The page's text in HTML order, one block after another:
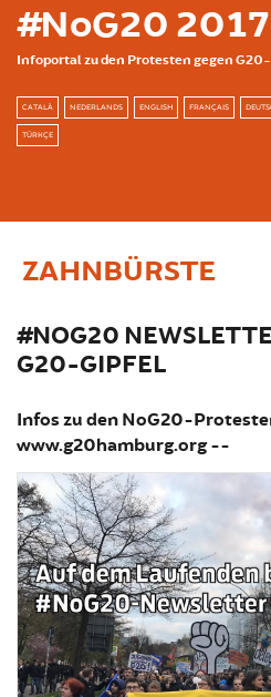
Skip to main content
#NoG20 2017
Infoportal zu den Protesten gegen
CATALÀ NEDERLANDS ENGLISH FRANÇAIS
TÜRKÇE
ZAHNBÜRSTE
#NOG20
G20-GIPFEL
Infos zu den NoG20-
www.g20hamburg.org --